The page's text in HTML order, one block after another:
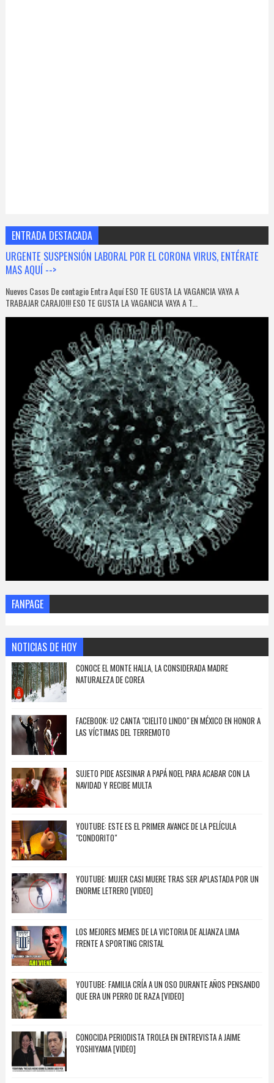
ENTRADA DESTACADA
URGENTE SUSPENSIÓN LABORAL POR EL CORONA VIRUS, ENTÉRATE
MAS AQUÍ -->
Nuevos Casos De contagio Entra Aquí ESO TE GUSTA LA VAGANCIA VAYA A
TRABAJAR CARAJO!!! ESO TE GUSTA LA VAGANCIA VAYA A T...
FANPAGE
NOTICIAS DE HOY
CONOCE EL MONTE HALLA, LA CONSIDERADA MADRE
NATURALEZA DE COREA
FACEBOOK: U2 CANTA "CIELITO LINDO" EN MÉXICO EN HONOR A
LAS VÍCTIMAS DEL TERREMOTO
SUJETO PIDE ASESINAR A PAPÁ NOEL PARA ACABAR CON LA
NAVIDAD Y RECIBE MULTA
YOUTUBE: ESTE ES EL PRIMER AVANCE DE LA PELÍCULA
"CONDORITO"
YOUTUBE: MUJER CASI MUERE TRAS SER APLASTADA POR UN
ENORME LETRERO [VIDEO]
LOS MEJORES MEMES DE LA VICTORIA DE ALIANZA LIMA
FRENTE A SPORTING CRISTAL
YOUTUBE: FAMILIA CRÍA A UN OSO DURANTE AÑOS PENSANDO
QUE ERA UN PERRO DE RAZA [VIDEO]
CONOCIDA PERIODISTA TROLEA EN ENTREVISTA A JAIME
YOSHIYAMA [VIDEO]